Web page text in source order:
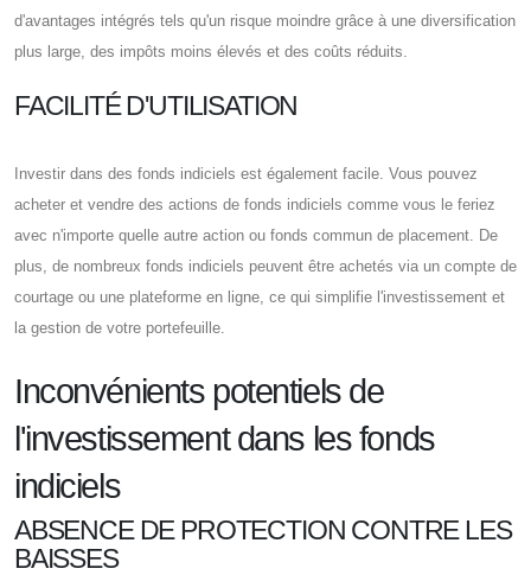
d'avantages intégrés tels qu'un risque moindre grâce à une diversification
plus large, des impôts moins élevés et des coûts réduits.
FACILITÉ D'UTILISATION
Investir dans des fonds indiciels est également facile. Vous pouvez
acheter et vendre des actions de fonds indiciels comme vous le feriez
avec n'importe quelle autre action ou fonds commun de placement. De
plus, de nombreux fonds indiciels peuvent être achetés via un compte de
courtage ou une plateforme en ligne, ce qui simplifie l'investissement et
la gestion de votre portefeuille.
Inconvénients potentiels de
l'investissement dans les fonds
indiciels
ABSENCE DE PROTECTION CONTRE LES
BAISSES